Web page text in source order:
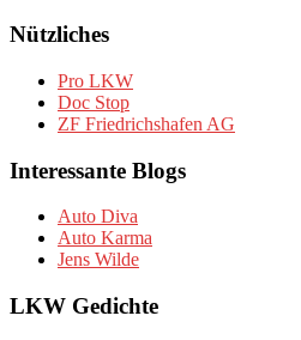
Nützliches
Pro LKW
Doc Stop
ZF Friedrichshafen AG
Interessante Blogs
Auto Diva
Auto Karma
Jens Wilde
LKW Gedichte